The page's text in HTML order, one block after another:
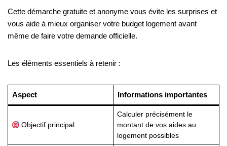
Cette démarche gratuite et anonyme vous évite les surprises et
vous aide à mieux organiser votre budget logement avant
même de faire votre demande officielle.
Les éléments essentiels à retenir :
Aspect Informations importantes
Objectif principal
Calculer précisément le
montant de vos aides au
logement possibles